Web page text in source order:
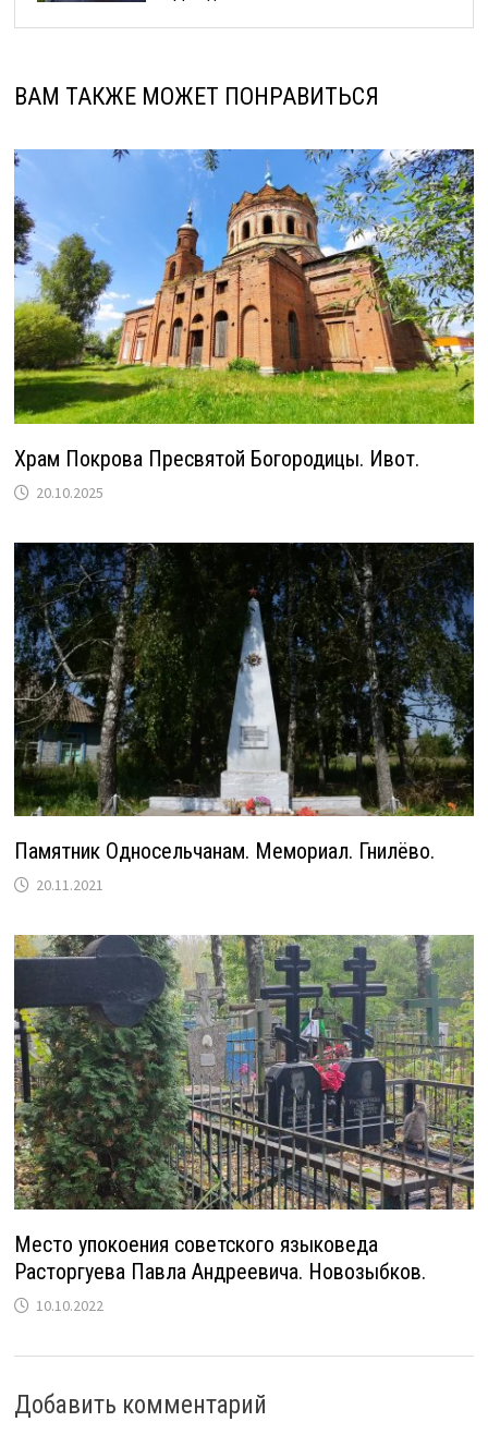
ВАМ ТАКЖЕ МОЖЕТ ПОНРАВИТЬСЯ
Храм Покрова Пресвятой Богородицы. Ивот.
20.10.2025
Памятник Односельчанам. Мемориал. Гнилёво.
20.11.2021
Место упокоения советского языковеда
Расторгуева Павла Андреевича. Новозыбков.
10.10.2022
Добавить комментарий